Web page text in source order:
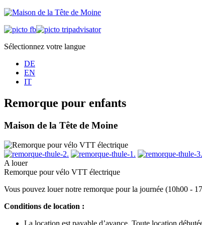
Sélectionnez votre langue
DE
EN
IT
Remorque pour enfants
Maison de la Tête de Moine
A louer
Remorque pour vélo VTT électrique
Vous pouvez louer notre remorque pour la journée (10h00 -
Conditions de location :
La location est payable d’avance. Toute location